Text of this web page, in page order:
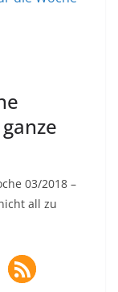
03/2018 –
all zu